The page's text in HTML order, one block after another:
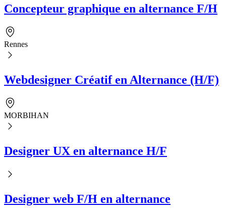
Concepteur graphique en alternance F/H
Rennes
Webdesigner Créatif en Alternance (H/F)
MORBIHAN
Designer UX en alternance H/F
Designer web F/H en alternance